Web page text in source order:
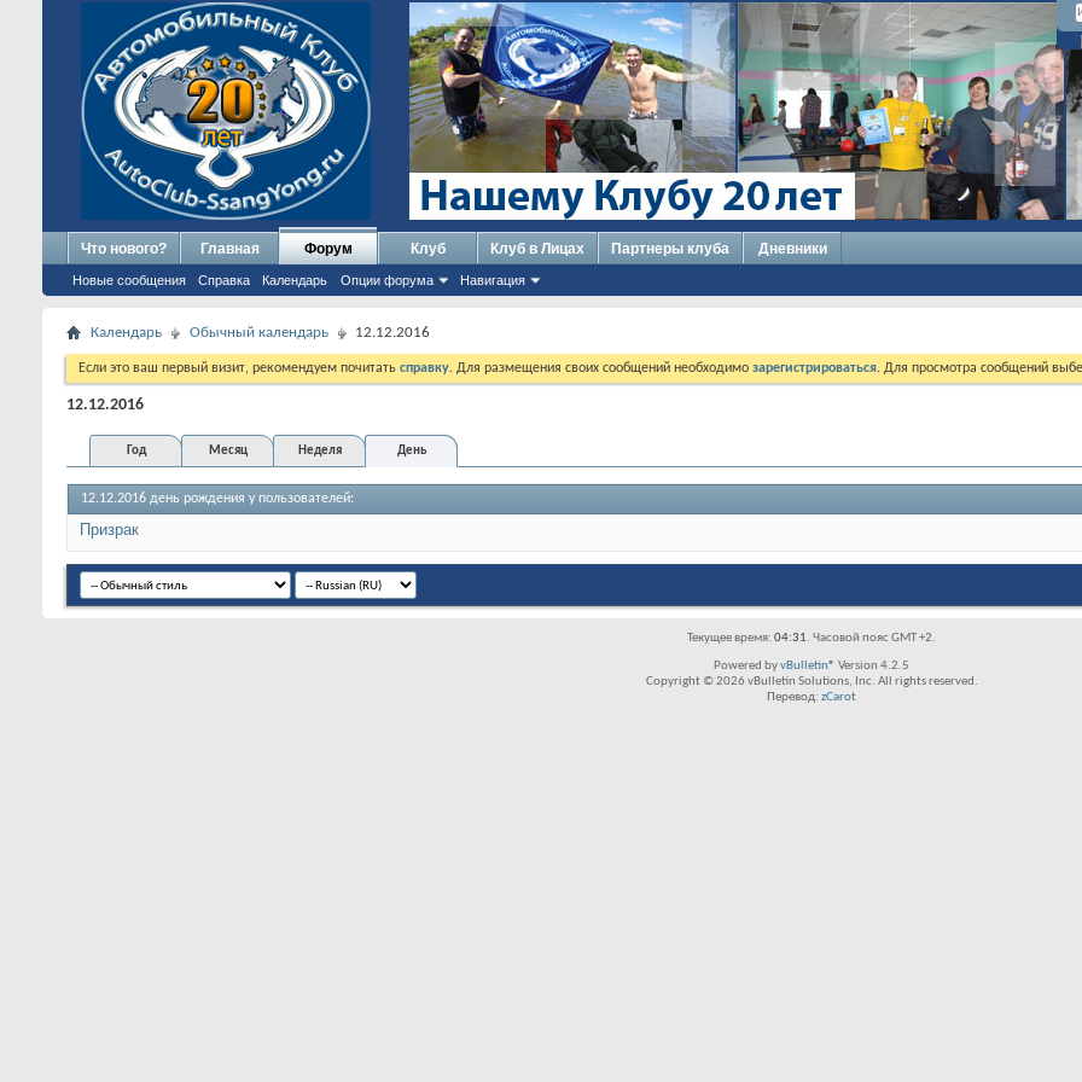
Что нового? Главная Форум
Новые сообщения Справка Календарь Опции форума Навигация
Клуб Клуб в Лицах Партнеры клуба Дневники
Календарь Обычный календарь 12.12.2016
Если это ваш первый визит, рекомендуем почитать справку. Для размещения своих сообщений необходимо зарегистрироваться. Для просмотра сообщений
12.12.2016
Год
Месяц Неделя День
12.12.2016 день рождения у пользователей:
Призрак
Текущее время: 04:31. Часовой пояс GMT +2.
Powered byvBulletin® Version 4.2.5
Copyright © 2026 vBulletin Solutions, Inc. All rights reserved.
Перевод: zCarot